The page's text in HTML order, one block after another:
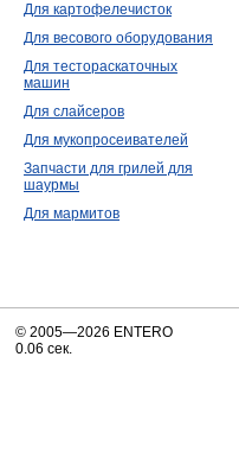
Для картофелечисток
Для весового оборудования
Для тестораскаточных
машин
Для слайсеров
Для мукопросеивателей
Запчасти для грилей для
шаурмы
Для мармитов
© 2005—2026 ENTERO
0.06 сек.